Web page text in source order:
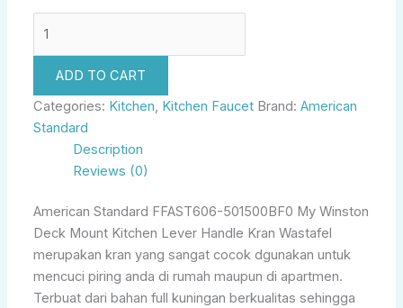
ADD TO CART
Categories: Kitchen Kitchen Faucet Brand:American
Standard
Description
Reviews (0)
American Standard FFAST606-501500BF0 My Winston
Deck Mount Kitchen Lever Handle Kran Wastafel
merupakan kran yang sangat cocok dgunakan untuk
mencuci piring anda di rumah maupun di apartmen.
Terbuat dari bahan full kuningan berkualitas sehingga